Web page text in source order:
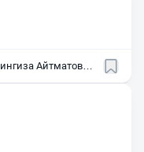
Айтматова,